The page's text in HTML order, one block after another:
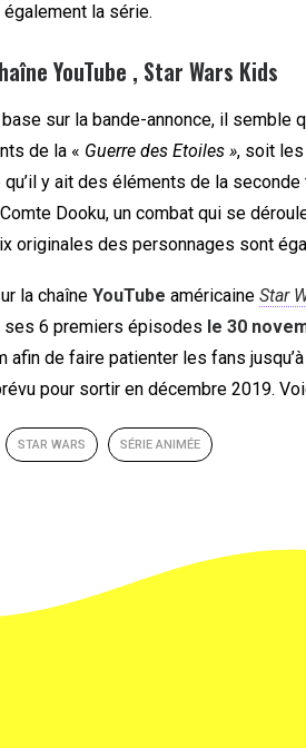
la série.
YouTube , Star Wars Kids
base sur la bande-annonce, il semble
de la « Guerre des Etoiles », soit
y ait des éléments de la
Dooku, un combat qui se
originales des personnages sont
la chaîne YouTube américaine Star
ses 6 premiers épisodes le 30
afin de faire patienter les fans
pour sortir en décembre 2019.
STAR WARS SÉRIE ANIMÉE